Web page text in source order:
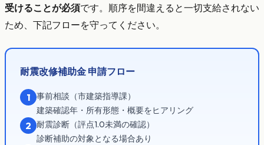
受けることが必須です。順序を間違えると一切支給されない
ため、下記フローを守ってください。
耐震改修補助金 申請フロー
1
事前相談（市建築指導課）
建築確認年・所有形態・概要をヒアリング
2 耐震診断（評点1.0未満の確認）
診断補助の対象となる場合あり